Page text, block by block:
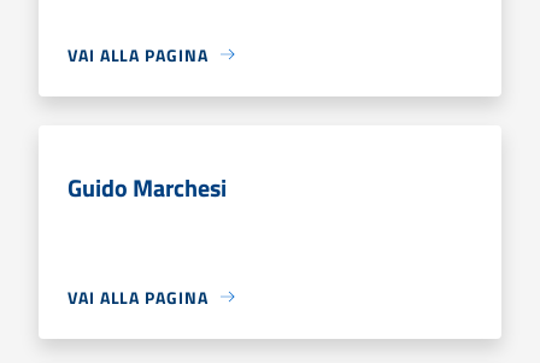
VAI ALLA PAGINA
Guido Marchesi
VAI ALLA PAGINA